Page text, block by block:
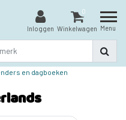
Inloggen
0
Winkelwagen Menu
en dagboeken